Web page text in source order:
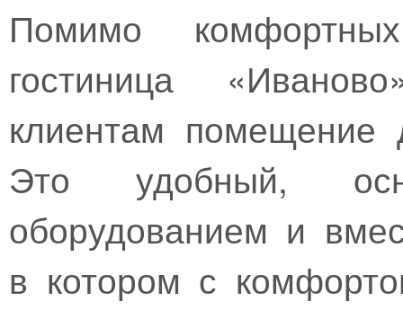
Помимо
гостиница
клиентам помещение
Это удобный,
оборудованием и
в котором с